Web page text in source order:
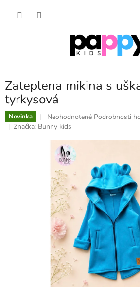
Zateplena mikina s
tyrkysová
Novinka
Priemerné
hodnotenie
0,0
hviezdičiek.
Neohodnotené Podrobnosti
Značka: Bunny kids